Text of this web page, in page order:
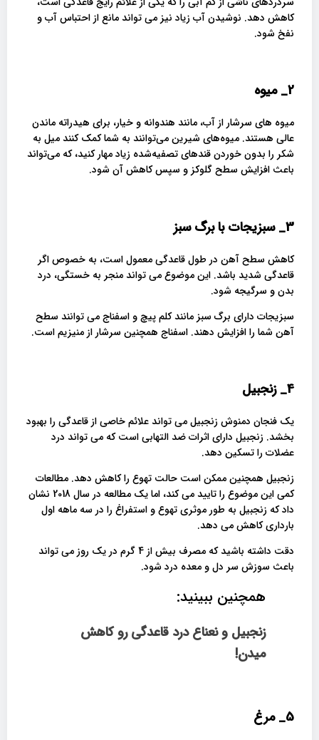
کاهش دهد. نوشیدن آب زیاد نیز می تواند مانع از احتباس آب و
نفخ شود.
2_ میوه
میوه های سرشار از آب، مانند هندوانه و خیار، برای هیدراته ماندن
عالی هستند. میوه‌های شیرین می‌توانند به شما کمک کنند میل به
شکر را بدون خوردن قندهای تصفیه‌شده زیاد مهار کنید، که می‌تواند
باعث افزایش سطح گلوکز و سپس کاهش آن شود.
3_ سبزیجات با برگ سبز
کاهش سطح آهن در طول قاعدگی معمول است، به خصوص اگر
قاعدگی شدید باشد. این موضوع می تواند منجر به خستگی، درد
بدن و سرگیجه شود.
سبزیجات دارای برگ سبز مانند کلم پیچ و اسفناج می توانند سطح
آهن شما را افزایش دهند. اسفناج همچنین سرشار از منیزیم است.
4_ زنجبیل
یک فنجان دمنوش زنجبیل می تواند علائم خاصی از قاعدگی را بهبود
بخشد. زنجبیل دارای اثرات ضد التهابی است که می تواند درد
عضلات را تسکین دهد.
زنجبیل همچنین ممکن است حالت تهوع را کاهش دهد. مطالعات
کمی این موضوع را تایید می کند، اما یک مطالعه در سال 2018 نشان
داد که زنجبیل به طور موثری تهوع و استفراغ را در سه ماهه اول
بارداری کاهش می دهد.
دقت داشته باشید که مصرف بیش از 4 گرم در یک روز می تواند
باعث سوزش سر دل و معده درد شود.
همچنین ببینید:
زنجبیل و نعناع درد قاعدگی رو کاهش
میدن!
5_ مرغ